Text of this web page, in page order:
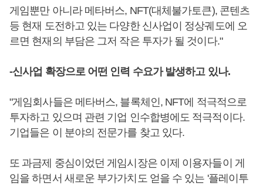
게임뿐만 아니라 메타버스, NFT(대체불가토큰), 콘텐츠
등 현재 도전하고 있는 다양한 신사업이 정상궤도에 오
르면 현재의 부담은 그저 작은 투자가 될 것이다."
-신사업 확장으로 어떤 인력 수요가 발생하고 있나.
"게임회사들은 메타버스, 블록체인, NFT에 적극적으로
투자하고 있으며 관련 기업 인수합병에도 적극적이다.
기업들은 이 분야의 전문가를 찾고 있다.
또 과금제 중심이었던 게임시장은 이제 이용자들이 게
임을 하면서 새로운 부가가치도 얻을 수 있는 '플레이투